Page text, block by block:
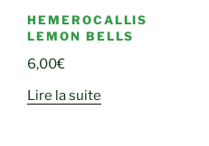
HEMEROCALLIS
LEMON BELLS
6,00€
Lire la suite